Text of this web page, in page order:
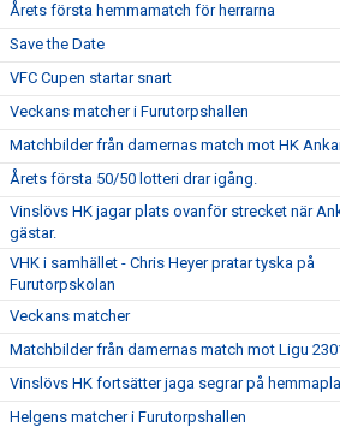
Årets första hemmamatch för herrarna
Save the Date
VFC Cupen startar snart
Veckans matcher i Furutorpshallen
Matchbilder från damernas match mot HK
Årets första 50/50 lotteri drar igång.
Vinslövs HK jagar plats ovanför strecket när
gästar.
VHK i samhället - Chris Heyer pratar tyska på
Furutorpskolan
Veckans matcher
Matchbilder från damernas match mot Ligu
Vinslövs HK fortsätter jaga segrar på
Helgens matcher i Furutorpshallen